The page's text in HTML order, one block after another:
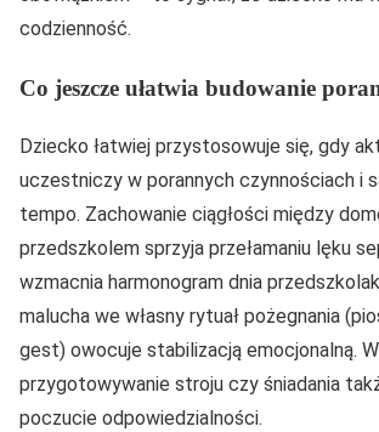
codzienność.
Co jeszcze ułatwia budowanie
Dziecko łatwiej przystosowuje się, gdy
uczestniczy w porannych czynnościach i
tempo. Zachowanie ciągłości między
przedszkolem sprzyja przełamaniu lęku
wzmacnia harmonogram dnia
malucha we własny rytuał pożegnania
gest) owocuje stabilizacją emocjonalną.
przygotowywanie stroju czy śniadania
poczucie odpowiedzialności.